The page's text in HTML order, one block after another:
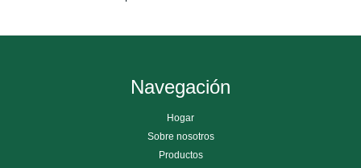
Navegación
Hogar
Sobre nosotros
Productos